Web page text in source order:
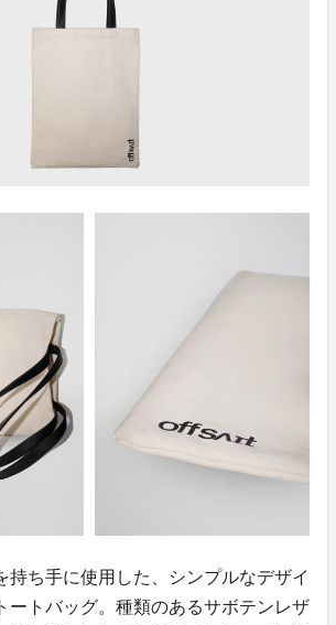
持ち手に使用した、シンプルなデザイ
ートバッグ。種類のあるサボテンレザ